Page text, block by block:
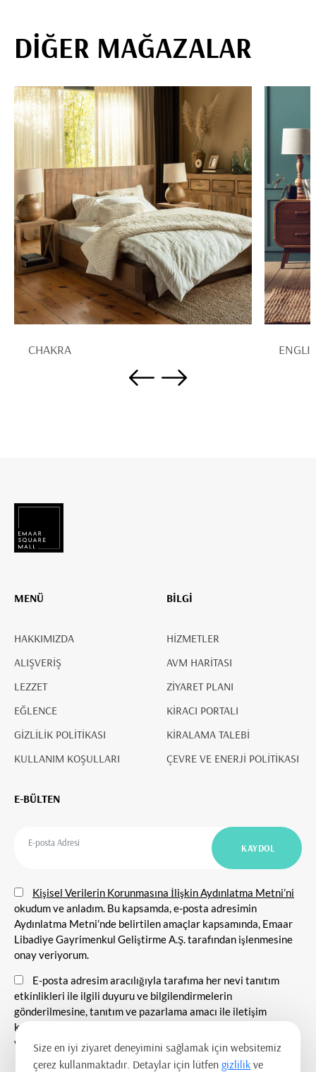
DİĞER MAĞAZALAR
CHAKRA
MENÜ
HAKKIMIZDA
ALIŞVERİŞ
LEZZET
EĞLENCE
GİZLİLİK POLİTİKASI
KULLANIM KOŞULLARI
BİLGİ
HİZMETLER
AVM HARİTASI
ZİYARET PLANI
KİRACI PORTALI
KİRALAMA TALEBİ
ÇEVRE VE ENERJİ POLİTİKASI
E-BÜLTEN
Kişisel Verilerin Korunmasına İlişkin Aydınlatma Metni’ni
okudum ve anladım. Bu kapsamda, e-posta adresimin
Aydınlatma Metni’nde belirtilen amaçlar kapsamında, Emaar
Libadiye Gayrimenkul Geliştirme A.Ş. tarafından işlenmesine
onay veriyorum.
E-posta adresim aracılığıyla tarafıma her nevi tanıtım
etkinlikleri ile ilgili duyuru ve bilgilendirmelerin
gönderilmesine, tanıtım ve pazarlama amacı ile iletişim
kurulmasına ve ticari elektronik ileti gönderilmesine onay
veriyorum.
Size en iyi ziyaret deneyimini sağlamak için websitemiz
çerez kullanmaktadır. Detaylar için lütfengizlilik ve